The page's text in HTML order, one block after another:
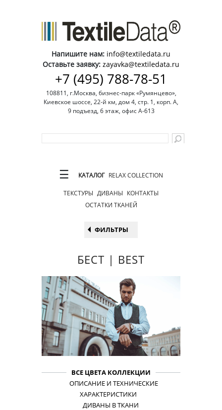
Напишите нам: info@textiledata.ru
Оставьте заявку: zayavka@textiledata.ru
+7 (495) 788-78-51
108811, г.Москва, бизнес-парк «Румянцево»,
Киевское шоссе, 22-й км, дом 4, стр. 1, корп. А,
9 подъезд, 6 этаж, офис А-613
☰ КАТАЛОГ RELAX COLLECTION
ТЕКСТУРЫ ДИВАНЫ КОНТАКТЫ
ОСТАТКИ ТКАНЕЙ
ФИЛЬТРЫ
БЕСТ | BEST
ВСЕ ЦВЕТА КОЛЛЕКЦИИ
ОПИСАНИЕ И ТЕХНИЧЕСКИЕ
ХАРАКТЕРИСТИКИ
ДИВАНЫ В ТКАНИ